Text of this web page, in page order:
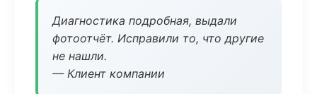
Диагностика подробная, выдали
фотоотчёт. Исправили то, что другие
не нашли.
— Клиент компании